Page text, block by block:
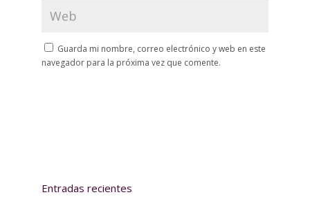
Guarda mi nombre, correo electrónico y web en este
navegador para la próxima vez que comente.
Entradas recientes